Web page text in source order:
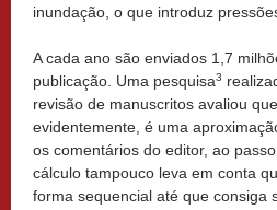
inundação, o que introduz
A cada ano são enviados 1,7
publicação. Uma pesquisa3
revisão de manuscritos avaliou
evidentemente, é uma
os comentários do editor, ao
cálculo tampouco leva em conta
forma sequencial até que consiga